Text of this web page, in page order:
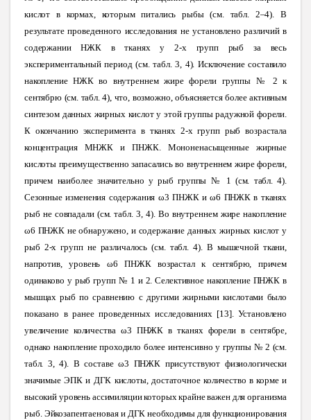
кислот в кормах, которым питались рыбы (см. табл. 2–4).В
результате проведенного исследования не установлено различий в
содержании НЖК в тканях у 2-х групп рыб за весь
экспериментальный период (см. табл. 3, 4). Исключение составило
накопление НЖК во внутреннем жире форели группы № 2 к
сентябрю (см. табл. 4), что, возможно, объясняется более активным
синтезом данных жирных кислот у этой группы радужной форели.
К окончанию эксперимента в тканях 2-х групп рыб возрастала
концентрация МНЖК и ПНЖК. Мононенасыщенные жирные
кислоты преимущественно запасались во внутреннем жире форели,
причем наиболее значительно у рыб группы № 1 (см. табл. 4).
Сезонные изменения содержания ω3 ПНЖК и ω6 ПНЖК в тканях
рыб не совпадали (см. табл. 3, 4). Во внутреннем жире накопление
ω6 ПНЖК не обнаружено, и содержание данных жирных кислот у
рыб 2-х групп не различалось (см. табл. 4). В мышечной ткани,
напротив, уровень ω6 ПНЖК возрастал к сентябрю, причем
одинаково у рыб групп № 1 и 2. Селективное накопление ПНЖК в
мышцах рыб по сравнению с другими жирными кислотами было
показано в ранее проведенных исследованиях [13]. Установлено
увеличение количества ω3 ПНЖК в тканях форели в сентябре,
однако накопление проходило более интенсивно у группы № 2 (см.
табл. 3, 4). В составе ω3 ПНЖК присутствуют физиологически
значимые ЭПК и ДГК кислоты, достаточное количество в корме и
высокий уровень ассимиляции которых крайне важен для организма
рыб. Эйкозапентаеновая и ДГК необходимы для функционирования